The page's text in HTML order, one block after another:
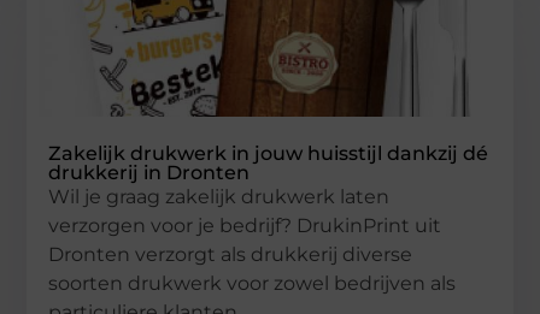
Zakelijk drukwerk in jouw huisstijl dankzij dé
drukkerij in Dronten
Wil je graag zakelijk drukwerk laten
verzorgen voor je bedrijf? DrukinPrint uit
Dronten verzorgt als drukkerij diverse
soorten drukwerk voor zowel bedrijven als